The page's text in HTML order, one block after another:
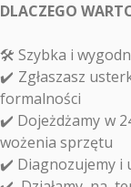
DLACZEGO
🛠️ Szybka i
✔️ Zgłaszasz
formalności
✔️ Dojeżdżamy w
wożenia sprzętu
✔️ Diagnozujemy i